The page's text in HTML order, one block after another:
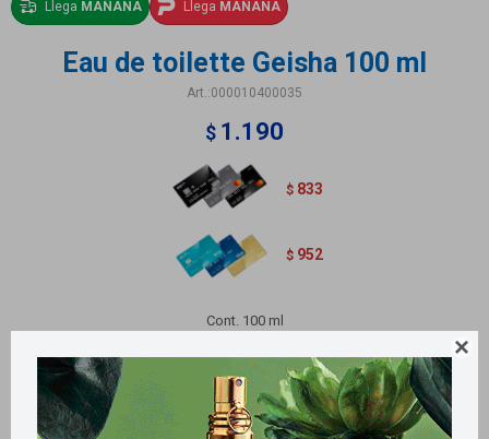

Llega MAÑANA Llega MAÑANA
Eau de toilette Geisha 100 ml
000010400035
$ 1.190
$ 833
$ 952
Cont. 100 ml
Métodos y costos de envío
Retiros gratuitos en tiendas